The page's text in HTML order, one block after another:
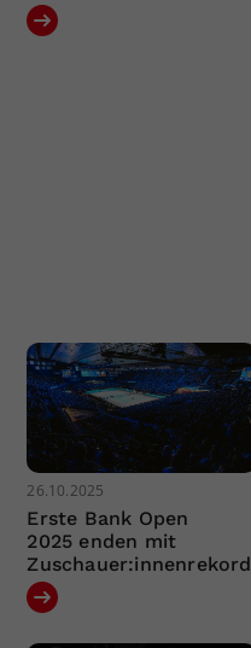
26.10.2025
Erste Bank Open
2025 enden mit
Zuschauer:innenrekord